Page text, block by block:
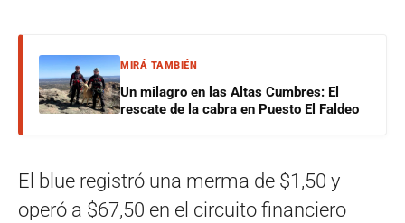
MIRÁ TAMBIÉN
Un milagro en las Altas Cumbres: El
rescate de la cabra en Puesto El Faldeo
El blue registró una merma de $1,50 y
operó a $67,50 en el circuito financiero